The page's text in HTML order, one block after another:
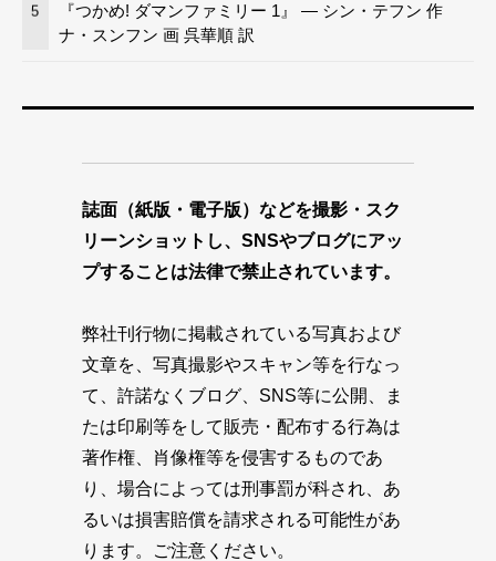
5
『つかめ! ダマンファミリー 1』 — シン・テフン 作
ナ・スンフン 画 呉華順 訳
誌面（紙版・電子版）などを撮影・スク
リーンショットし、SNSやブログにアッ
プすることは法律で禁止されています。
弊社刊行物に掲載されている写真および
文章を、写真撮影やスキャン等を行なっ
て、許諾なくブログ、SNS等に公開、ま
たは印刷等をして販売・配布する行為は
著作権、肖像権等を侵害するものであ
り、場合によっては刑事罰が科され、あ
るいは損害賠償を請求される可能性があ
ります。ご注意ください。